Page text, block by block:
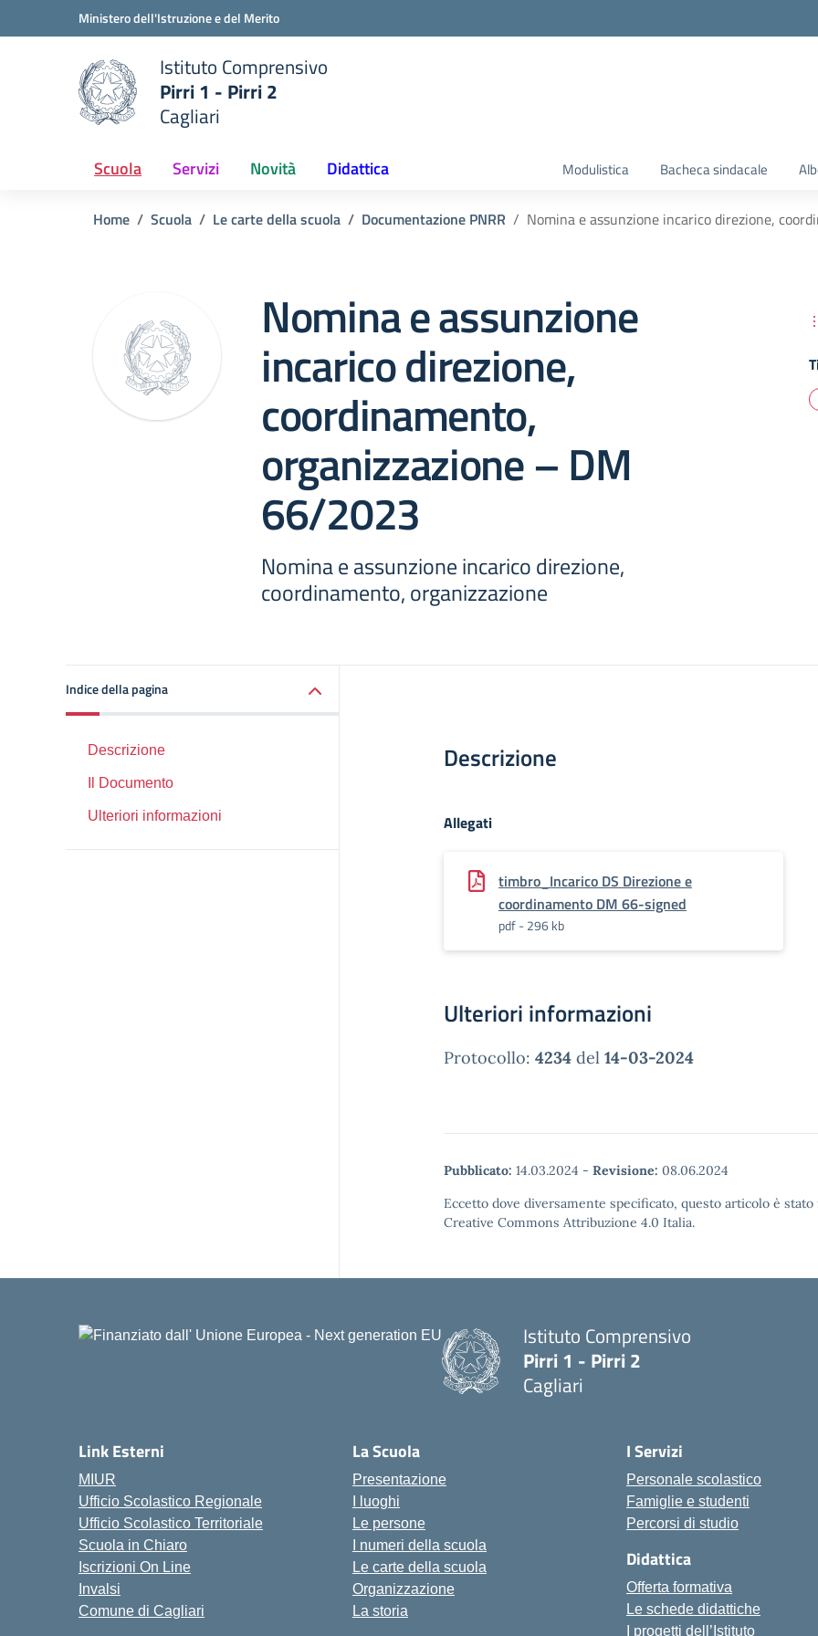
Ministero dell'Istruzione e del Merito
scuola
Istituto Comprensivo
Pirri 1 - Pirri 2
Cagliari
Scuola Servizi Novità Didattica Modulistica Bacheca sindacale
Home Scuola Le carte della scuola Documentazione PNRR Nomina e assunzione incarico direzione,
Nomina e assunzione
incarico direzione,
coordinamento,
organizzazione – DM
66/2023
Nomina e assunzione incarico direzione,
coordinamento, organizzazione
Indice della pagina
Descrizione
Il Documento
Ulteriori informazioni
Descrizione
Allegati
timbro_Incarico DS Direzione e
coordinamento DM 66-signed
pdf - 296 kb
Ulteriori informazioni
Protocollo: 4234 del 14-03-2024
Pubblicato: 14.03.2024 - Revisione: 08.06.2024
Eccetto dove diversamente specificato, questo articolo è
Creative Commons Attribuzione 4.0 Italia.
Istituto Comprensivo
Pirri 1 - Pirri 2
Cagliari
Link Esterni
MIUR
Ufficio Scolastico Regionale
Ufficio Scolastico Territoriale
Scuola in Chiaro
Iscrizioni On Line
Invalsi
Comune di Cagliari
La Scuola
Presentazione
I luoghi
Le persone
I numeri della scuola
Le carte della scuola
Organizzazione
La storia
I Servizi
Personale scolastico
Famiglie e studenti
Percorsi di studio
Didattica
Offerta formativa
Le schede didattiche
I progetti dell’Istituto